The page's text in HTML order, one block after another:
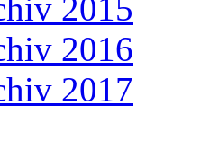
2015
2016
2017